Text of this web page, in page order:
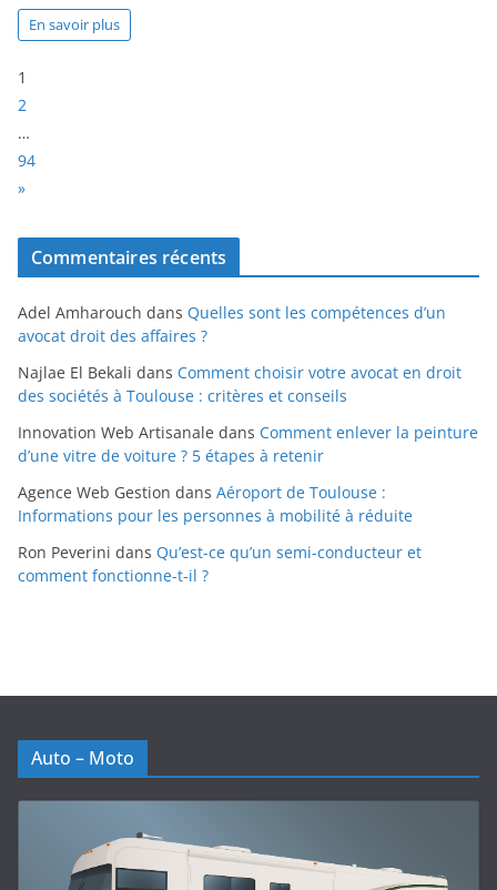
En savoir plus
P
a
g
e
:
1
2
…
94
N
x
»
Commentaires récents
Adel Amharouch dans Quelles sont les compétences d’un
avocat droit des affaires ?
Najlae El Bekali dans Comment choisir votre avocat en droit
des sociétés à Toulouse : critères et conseils
Innovation Web Artisanale dans Comment enlever la peinture
d’une vitre de voiture ? 5 étapes à retenir
Agence Web Gestion dans Aéroport de Toulouse :
Informations pour les personnes à mobilité à réduite
Ron Peverini dans Qu’est-ce qu’un semi-conducteur et
comment fonctionne-t-il ?
Auto – Moto